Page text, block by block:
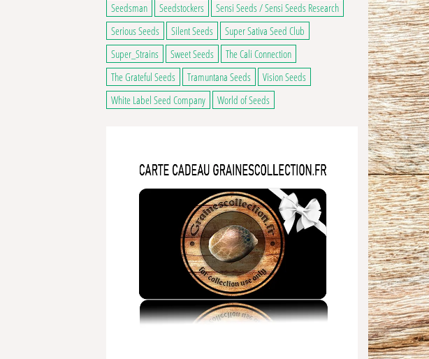
Seedsman
Seedstockers
Sensi Seeds / Sensi Seeds Research
Serious Seeds
Silent Seeds
Super Sativa Seed Club
Super_Strains
Sweet Seeds
The Cali Connection
The Grateful Seeds
Tramuntana Seeds
Vision Seeds
White Label Seed Company
World of Seeds